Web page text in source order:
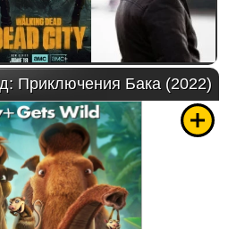
Приключения Бака (2022)